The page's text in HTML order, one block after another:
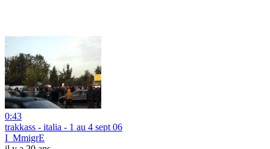
0:43
trakkass - italia - 1 au 4 sept 06
I_MmigrE